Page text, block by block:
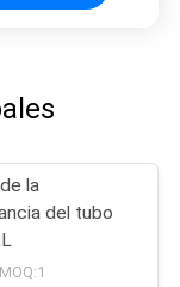
la
del tubo